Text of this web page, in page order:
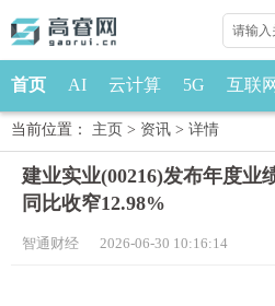
首页 AI 云计算 5G 互联网
当前位置： 主页 > 资讯 > 详情
建业实业(00216)发布年度业
同比收窄12.98%
智通财经 2026-06-30 10:16:14